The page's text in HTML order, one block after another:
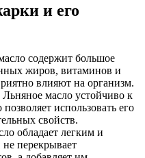
и его
содержит большое
жиров, витаминов и
влияют на организм.
Льняное масло устойчиво к
использовать его
свойств.
обладает легким и
перекрывает